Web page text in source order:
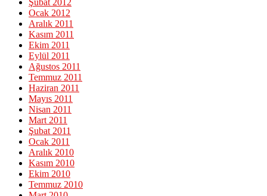
Şubat 2012
Ocak 2012
Aralık 2011
Kasım 2011
Ekim 2011
Eylül 2011
Ağustos 2011
Temmuz 2011
Haziran 2011
Mayıs 2011
Nisan 2011
Mart 2011
Şubat 2011
Ocak 2011
Aralık 2010
Kasım 2010
Ekim 2010
Temmuz 2010